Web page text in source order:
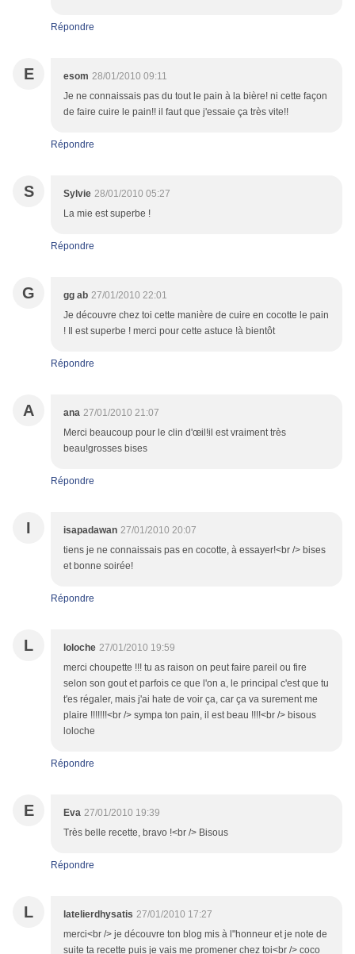
Répondre
E esom 28/01/2010 09:11
Je ne connaissais pas du tout le pain à la bière! ni cette façon
de faire cuire le pain!! il faut que j'essaie ça très vite!!
Répondre
S Sylvie 28/01/2010 05:27
La mie est superbe !
Répondre
G gg ab 27/01/2010 22:01
Je découvre chez toi cette manière de cuire en cocotte le pain
! Il est superbe ! merci pour cette astuce !à bientôt
Répondre
A ana 27/01/2010 21:07
Merci beaucoup pour le clin d'œil!il est vraiment très
beau!grosses bises
Répondre
I isapadawan 27/01/2010 20:07
tiens je ne connaissais pas en cocotte, à essayer!<br /> bises
et bonne soirée!
Répondre
L loloche 27/01/2010 19:59
merci choupette !!! tu as raison on peut faire pareil ou fire
selon son gout et parfois ce que l'on a, le principal c'est que tu
t'es régaler, mais j'ai hate de voir ça, car ça va surement me
plaire !!!!!!!<br /> sympa ton pain, il est beau !!!!<br /> bisous
loloche
Répondre
E Eva 27/01/2010 19:39
Très belle recette, bravo !<br /> Bisous
Répondre
L latelierdhysatis 27/01/2010 17:27
merci<br /> je découvre ton blog mis à l"honneur et je note de
suite ta recette puis je vais me promener chez toi<br /> coco